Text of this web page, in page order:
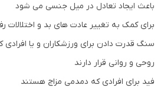
باعث ایجاد تعادل در میل جنسی می شود
برای کمک به تغییر عادت های بد و اختلالات
سنگ قدرت دادن برای ورزشکاران و یا
روحی و روانی قرار دارند
فید برای افرادی که دمدمی مزاج هستند